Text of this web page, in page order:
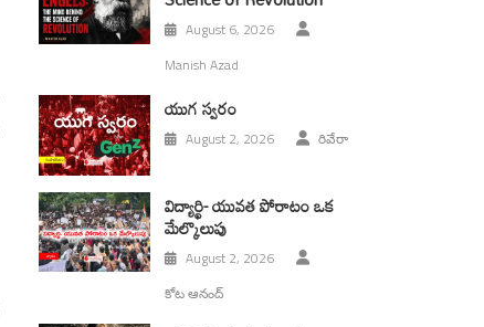
August 6, 2026
Manish Azad
యుగ స్వ‌రం
August 2, 2026 రివేరా
విద్యార్థి- యువత పోరాటం ఒక
మేల్కొలుపు
August 2, 2026
కోట ఆనంద్